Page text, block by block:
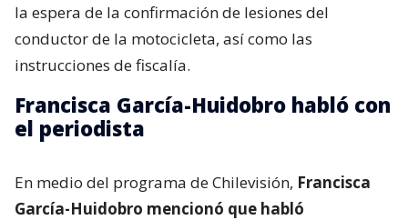
la espera de la confirmación de lesiones del
conductor de la motocicleta, así como las
instrucciones de fiscalía.
Francisca García-Huidobro habló con
el periodista
En medio del programa de Chilevisión, Francisca
García-Huidobro mencionó que habló